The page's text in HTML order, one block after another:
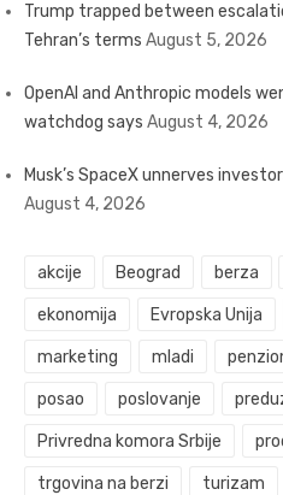
Trump trapped between
Tehran’s terms August 5, 2026
OpenAI and Anthropic models
watchdog says August 4, 2026
Musk’s SpaceX unnerves
August 4, 2026
akcije Beograd berza
ekonomija Evropska Unija
marketing mladi
posao poslovanje
Privredna komora Srbije
trgovina na berzi turizam